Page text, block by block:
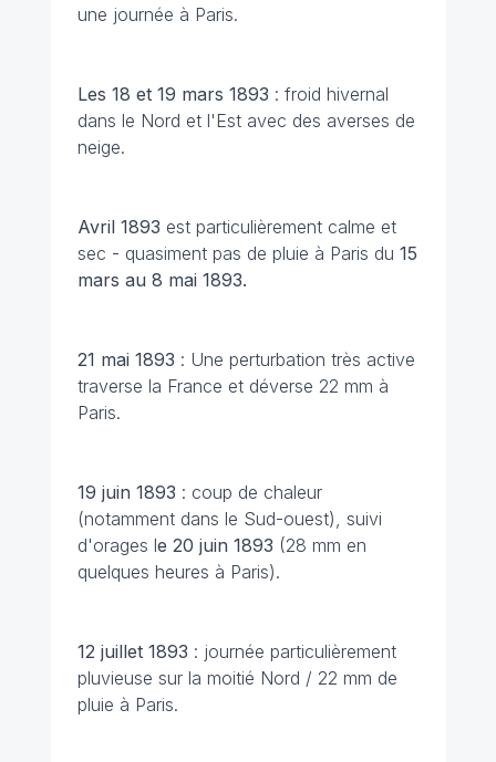
une journée à Paris.
Les 18 et 19 mars 1893 : froid hivernal
dans le Nord et l'Est avec des averses de
neige.
Avril 1893 est particulièrement calme et
sec - quasiment pas de pluie à Paris du 15
mars au 8 mai 1893.
21 mai 1893 : Une perturbation très active
traverse la France et déverse 22 mm à
Paris.
19 juin 1893 : coup de chaleur
(notamment dans le Sud-ouest), suivi
d'orages le 20 juin 1893 (28 mm en
quelques heures à Paris).
12 juillet 1893 : journée particulièrement
pluvieuse sur la moitié Nord / 22 mm de
pluie à Paris.